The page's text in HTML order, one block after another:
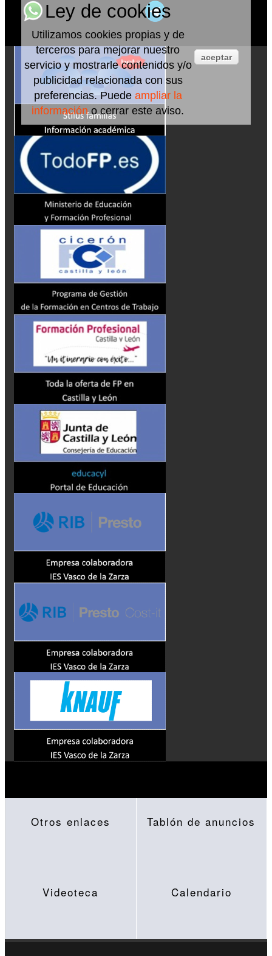
Otros enlaces Tablón de anuncios
Videoteca Calendario
Ley de cookies
Utilizamos cookies propias y de
terceros para mejorar nuestro
servicio y mostrarle contenidos y/o
publicidad relacionada con sus
preferencias. Puede ampliar la
informacióno cerrar este aviso.
aceptar